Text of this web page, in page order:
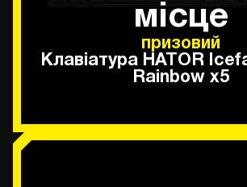
місце
призовий
Клавіатура HATOR
Rainbow х5